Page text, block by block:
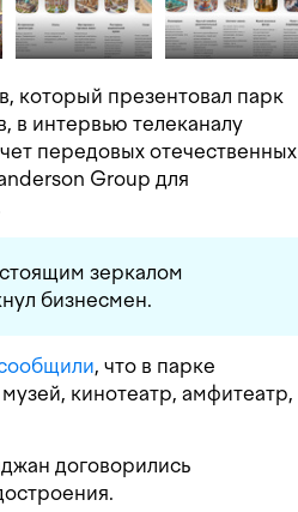
который презентовал парк
в интервью телеканалу
передовых отечественных
Group для
зеркалом
бизнесмен.
, что в парке
кинотеатр, амфитеатр,
договорились